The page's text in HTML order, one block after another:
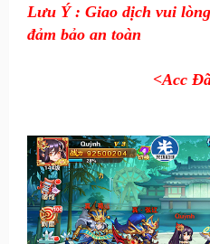
Lưu Ý : Giao dịch vui
đảm bảo an toàn
<Acc